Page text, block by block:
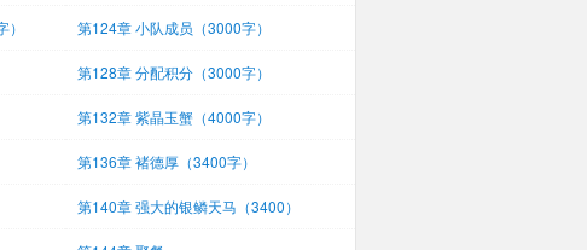
第124章 小队成员（3000字）
第128章 分配积分（3000字）
第132章 紫晶玉蟹（4000字）
第136章 褚德厚（3400字）
第140章 强大的银鳞天马（3400）